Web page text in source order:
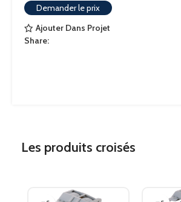
COURANT NOMINAL SECONDAIRE
Demander le prix
Ajouter Dans Projet
Share:
Les produits croisés